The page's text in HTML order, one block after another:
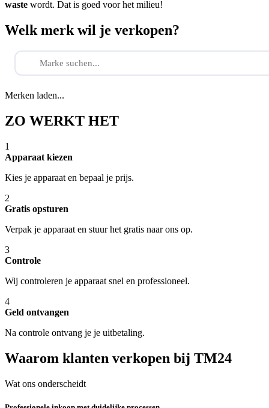
waste wordt. Dat is goed voor het milieu!
Welk merk wil je verkopen?
Merken laden...
ZO WERKT HET
1
Apparaat kiezen
Kies je apparaat en bepaal je prijs.
2
Gratis opsturen
Verpak je apparaat en stuur het gratis naar ons op.
3
Controle
Wij controleren je apparaat snel en professioneel.
4
Geld ontvangen
Na controle ontvang je je uitbetaling.
Waarom klanten verkopen bij TM24
Wat ons onderscheidt